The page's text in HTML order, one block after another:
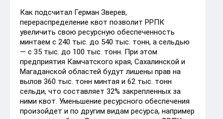
Как подсчитал Герман Зверев,
перераспределение квот позволит РРПК
увеличить свою ресурсную обеспеченность
минтаем с 240 тыс. до 540 тыс. тонн, а сельдью
— с 35 тыс. до 100 тыс. тонн. При этом
предприятия Камчатского края, Сахалинской и
Магаданской областей будут лишены прав на
вылов 360 тыс. тонн минтая и 62 тыс. тонн
сельди, что составляет 32% закрепленных за
ними квот. Уменьшение ресурсного обеспечения
произойдет и по другим видам ресурса, например